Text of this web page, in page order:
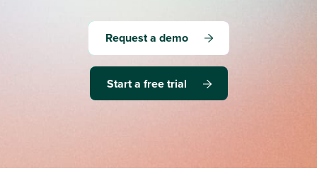
Request a demo
Start a free trial